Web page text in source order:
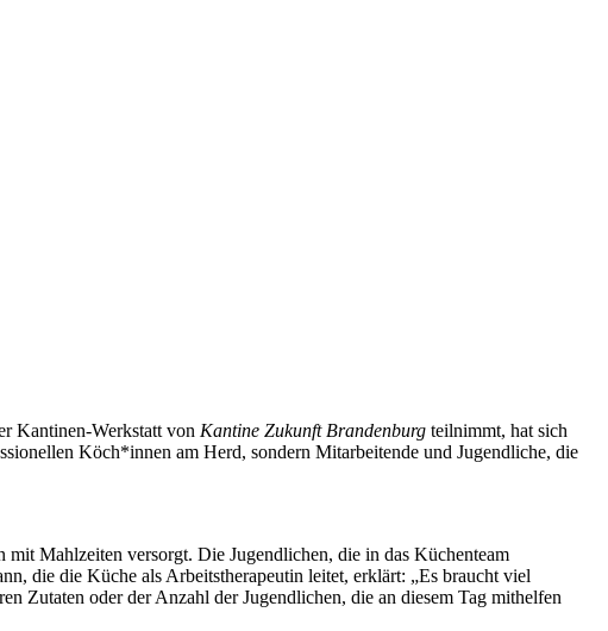
Kantinen-Werkstatt von Kantine Zukunft Brandenburg teilnimmt, hat sich
Köch*innen am Herd, sondern Mitarbeitende und Jugendliche, die
Mahlzeiten versorgt. Die Jugendlichen, die in das Küchenteam
die die Küche als Arbeitstherapeutin leitet, erklärt: „Es braucht viel
Zutaten oder der Anzahl der Jugendlichen, die an diesem Tag mithelfen